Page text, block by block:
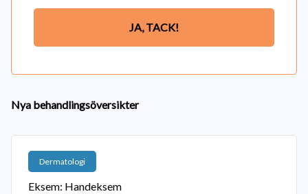
JA, TACK!
Nya behandlingsöversikter
Dermatologi
Eksem: Handeksem